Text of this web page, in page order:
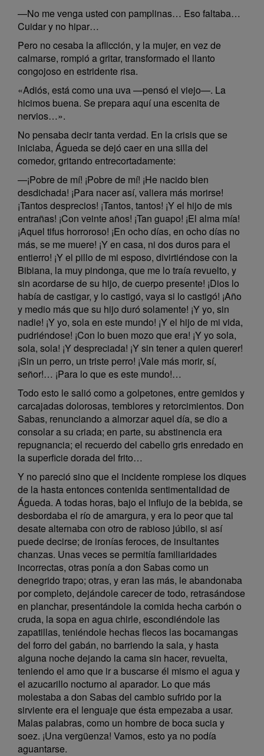
—No me venga usted con pamplinas… Eso faltaba…
Cuidar y no hipar…
Pero no cesaba la aflicción, y la mujer, en vez de
calmarse, rompió a gritar, transformado el llanto
congojoso en estridente risa.
«Adiós, está como una uva —pensó el viejo—. La
hicimos buena. Se prepara aquí una escenita de
nervios…».
No pensaba decir tanta verdad. En la crisis que se
iniciaba, Águeda se dejó caer en una silla del
comedor, gritando entrecortadamente:
—¡Pobre de mí! ¡Pobre de mí! ¡He nacido bien
desdichada! ¡Para nacer así, valiera más morirse!
¡Tantos desprecios! ¡Tantos, tantos! ¡Y el hijo de mis
entrañas! ¡Con veinte años! ¡Tan guapo! ¡El alma mía!
¡Aquel tifus horroroso! ¡En ocho días, en ocho días no
más, se me muere! ¡Y en casa, ni dos duros para el
entierro! ¡Y el pillo de mi esposo, divirtiéndose con la
Bibiana, la muy pindonga, que me lo traía revuelto, y
sin acordarse de su hijo, de cuerpo presente! ¡Dios lo
había de castigar, y lo castigó, vaya si lo castigó! ¡Año
y medio más que su hijo duró solamente! ¡Y yo, sin
nadie! ¡Y yo, sola en este mundo! ¡Y el hijo de mi vida,
pudriéndose! ¡Con lo buen mozo que era! ¡Y yo sola,
sola, sola! ¡Y despreciada! ¡Y sin tener a quien querer!
¡Sin un perro, un triste perro! ¡Vale más morir, sí,
señor!… ¡Para lo que es este mundo!…
Todo esto le salió como a golpetones, entre gemidos y
carcajadas dolorosas, temblores y retorcimientos. Don
Sabas, renunciando a almorzar aquel día, se dio a
consolar a su criada; en parte, su abstinencia era
repugnancia; el recuerdo del cabello gris enredado en
la superficie dorada del frito…
Y no pareció sino que el incidente rompiese los diques
de la hasta entonces contenida sentimentalidad de
Águeda. A todas horas, bajo el influjo de la bebida, se
desbordaba el río de amargura, y era lo peor que tal
desate alternaba con otro de rabioso júbilo, si así
puede decirse; de ironías feroces, de insultantes
chanzas. Unas veces se permitía familiaridades
incorrectas, otras ponía a don Sabas como un
denegrido trapo; otras, y eran las más, le abandonaba
por completo, dejándole carecer de todo, retrasándose
en planchar, presentándole la comida hecha carbón o
cruda, la sopa en agua chirle, escondiéndole las
zapatillas, teniéndole hechas flecos las bocamangas
del forro del gabán, no barriendo la sala, y hasta
alguna noche dejando la cama sin hacer, revuelta,
teniendo el amo que ir a buscarse él mismo el agua y
el azucarillo nocturno al aparador. Lo que más
molestaba a don Sabas del cambio sufrido por la
sirviente era el lenguaje que ésta empezaba a usar.
Malas palabras, como un hombre de boca sucia y
soez. ¡Una vergüenza! Vamos, esto ya no podía
aguantarse.